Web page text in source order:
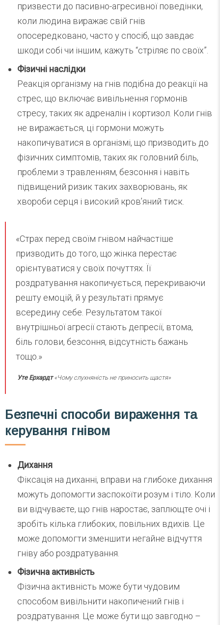
призвести до пасивно-агресивної поведінки,
коли людина виражає свій гнів
опосередковано, часто у спосіб, що завдає
шкоди собі чи іншим, кажуть “стріляє по своїх”.
Фізичні наслідки
Реакція організму на гнів подібна до реакції на
стрес, що включає вивільнення гормонів
стресу, таких як адреналін і кортизол. Коли гнів
не виражається, ці гормони можуть
накопичуватися в організмі, що призводить до
фізичних симптомів, таких як головний біль,
проблеми з травленням, безсоння і навіть
підвищений ризик таких захворювань, як
хвороби серця і високий кров’яний тиск.
«Страх перед своїм гнівом найчастіше
призводить до того, що жінка перестає
орієнтуватися у своїх почуттях. Її
роздратування накопичується, перекриваючи
решту емоцій, й у результаті прямує
всередину себе. Результатом такої
внутрішньої агресії стають депресії, втома,
біль голови, безсоння, відсутність бажань
тощо.»
Уте Ерхардт«Чому слухняність не приносить щастя»
Безпечні способи вираження та
керування гнівом
Дихання
Фіксація на диханні, вправи на глибоке дихання
можуть допомогти заспокоїти розум і тіло. Коли
ви відчуваєте, що гнів наростає, заплющте очі і
зробіть кілька глибоких, повільних вдихів. Це
може допомогти зменшити негайне відчуття
гніву або роздратування.
Фізична активність
Фізична активність може бути чудовим
способом вивільнити накопичений гнів і
роздратування. Це може бути що завгодно –